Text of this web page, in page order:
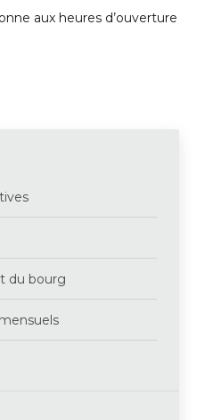
aux heures d’ouverture
du bourg